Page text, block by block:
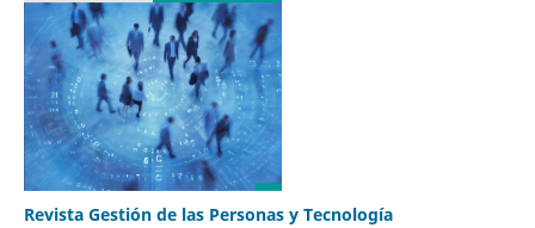
Revista Gestión de las Personas y Tecnología